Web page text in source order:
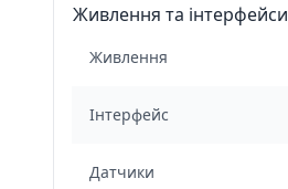
Живлення та інтерфейси
Живлення
Інтерфейс
Датчики